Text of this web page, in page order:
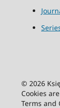
© 2026
Cookies
Terms and